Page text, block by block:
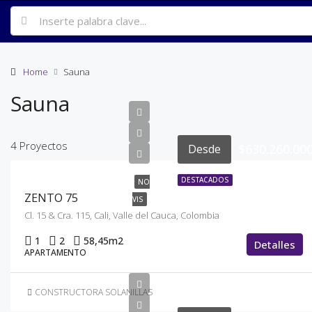
Home Sauna
Sauna
4 Proyectos
DESTACADOS
NO
VIS
Desde
ZENTO 75
Cl. 15 & Cra. 115, Cali, Valle del Cauca, Colombia
1 2 58,45m2
APARTAMENTO
Detalles
CONSTRUCTORA SOLANILLAS